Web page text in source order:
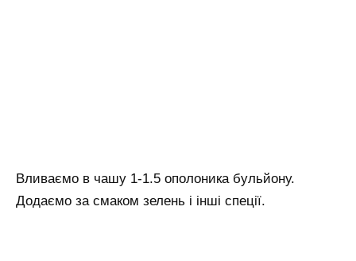
Вливаємо в чашу 1-1.5 ополоника бульйону.
Додаємо за смаком зелень і інші спеції.